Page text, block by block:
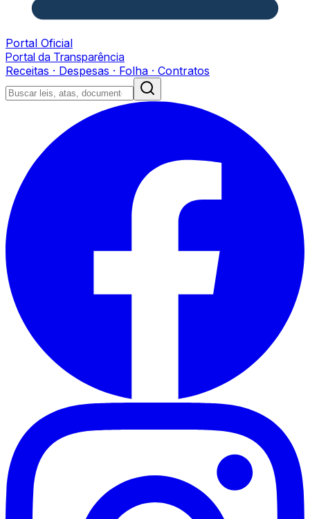
Portal Oficial
Portal da Transparência
Receitas · Despesas · Folha · Contratos